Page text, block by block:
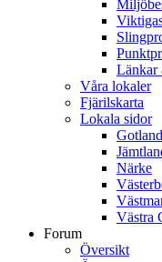
Länkar
Våra lokaler
Fjärilskarta
Lokala sidor
Gotland
Närke
Västra
Forum
Översikt